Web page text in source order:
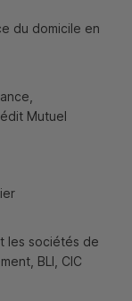
du domicile en
Mutuel
les sociétés de
BLI CIC